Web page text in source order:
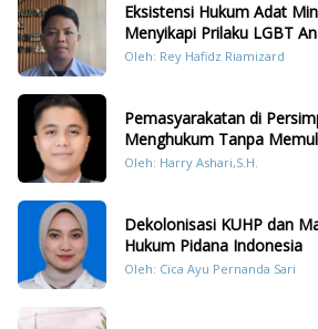
Eksistensi Hukum Adat
Menyikapi Prilaku LGBT
Dengan Hukum Pidana
Oleh: Rey Hafidz Riamizard
Pemasyarakatan di
Menghukum Tanpa
Oleh: Harry Ashari,S.H.
Dekolonisasi KUHP dan
Hukum Pidana Indonesia
Oleh: Cica Ayu Pernanda Sari